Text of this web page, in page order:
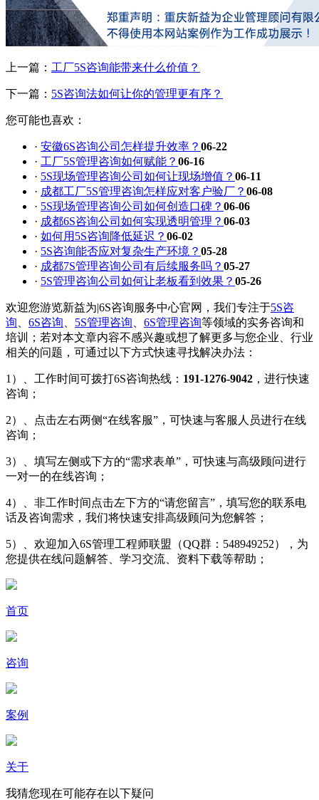
上一篇： 工厂5S咨询能带来什么价值？
下一篇： 5S咨询法如何让你的管理更有序？
您可能也喜欢：
· 安徽6S咨询公司怎样提升效率？ 06-22
· 工厂5S管理咨询如何赋能？ 06-16
· 5S现场管理咨询公司如何让现场增值？ 06-11
· 成都工厂5S管理咨询怎样应对客户验厂？ 06-08
· 5S现场管理咨询公司如何创造口碑？ 06-06
· 成都6S咨询公司如何实现透明管理？ 06-03
· 如何用5S咨询降低延迟？ 06-02
· 5S咨询能否应对复杂生产环境？ 05-28
· 成都7S管理咨询公司有后续服务吗？ 05-27
· 5S管理咨询公司如何让老板看到效果？ 05-26
欢迎您游览新益为|6S咨询服务中心官网，我们专注于5S咨
询
6S咨询 5S管理咨询 6S管理咨询等领域的实务咨询和
培训；若对本文章内容不感兴趣或想了解更多与您企业、行业
相关的问题，可通过以下方式快速寻找解决办法：
1）、工作时间可拨打6S咨询热线： 191-1276-9042 ，进行快速
咨询；
2）、点击左右两侧“在线客服”，可快速与客服人员进行在线
咨询；
3）、填写左侧或下方的“需求表单”，可快速与高级顾问进行
一对一的在线咨询；
4）、非工作时间点击左下方的“请您留言”，填写您的联系电
话及咨询需求，我们将快速安排高级顾问为您解答；
5）、欢迎加入6S管理工程师联盟（QQ群：548949252），为
您提供在线问题解答、学习交流、资料下载等帮助；
首页
咨询
案例
关于
我猜您现在可能存在以下疑问